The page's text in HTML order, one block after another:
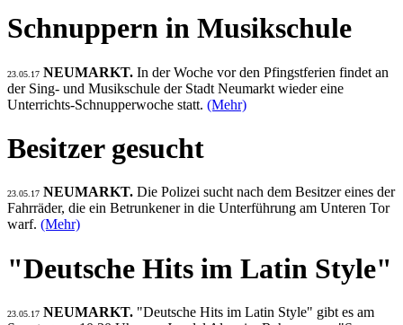
Schnuppern in Musikschule
23.05.17 NEUMARKT. In der Woche vor den Pfingstferien findet an
der Sing- und Musikschule der Stadt Neumarkt wieder eine
Unterrichts-Schnupperwoche statt. (Mehr)
Besitzer gesucht
23.05.17 NEUMARKT. Die Polizei sucht nach dem Besitzer eines der
Fahrräder, die ein Betrunkener in die Unterführung am Unteren Tor
warf. (Mehr)
"Deutsche Hits im Latin Style"
23.05.17 NEUMARKT. "Deutsche Hits im Latin Style" gibt es am